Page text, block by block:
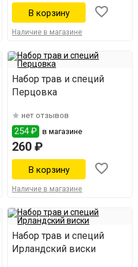
Наличие в магазине
Набор трав и специй
Перцовка
нет отзывов
254 ₽ в магазине
260 ₽
Наличие в магазине
Набор трав и специй
Ирландский виски